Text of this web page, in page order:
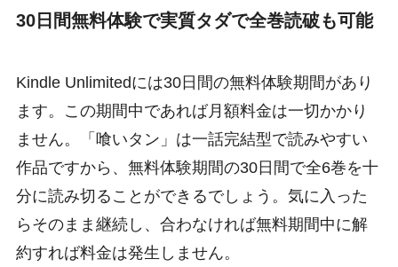
30日間無料体験で実質タダで全巻読破も可能
Kindle Unlimitedには30日間の無料体験期間があり
ます。この期間中であれば月額料金は一切かかり
ません。「喰いタン」は一話完結型で読みやすい
作品ですから、無料体験期間の30日間で全6巻を十
分に読み切ることができるでしょう。気に入った
らそのまま継続し、合わなければ無料期間中に解
約すれば料金は発生しません。